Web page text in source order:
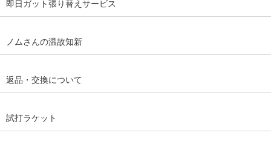
即日ガット張り替えサービス
ノムさんの温故知新
返品・交換について
試打ラケット